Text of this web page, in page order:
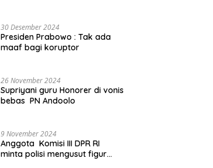
30 Desember 2024
Presiden Prabowo : Tak ada
maaf bagi koruptor
26 November 2024
Supriyani guru Honorer di vonis
bebas PN Andoolo
9 November 2024
Anggota Komisi III DPR RI
minta polisi mengusut figur